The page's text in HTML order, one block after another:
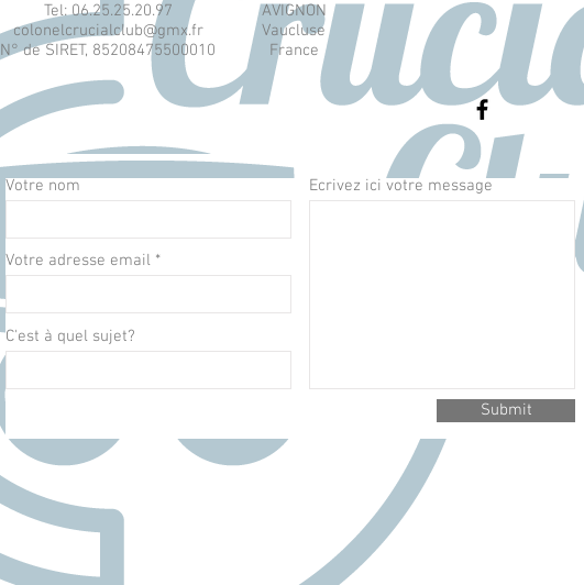
Tel: 06.25.25.20.97
colonelcrucialclub@gmx.fr
N° de SIRET, 85208475500010
AVIGNON
Vaucluse
France
Votre nom
Votre adresse email
C'est à quel sujet?
Ecrivez ici votre message
Submit